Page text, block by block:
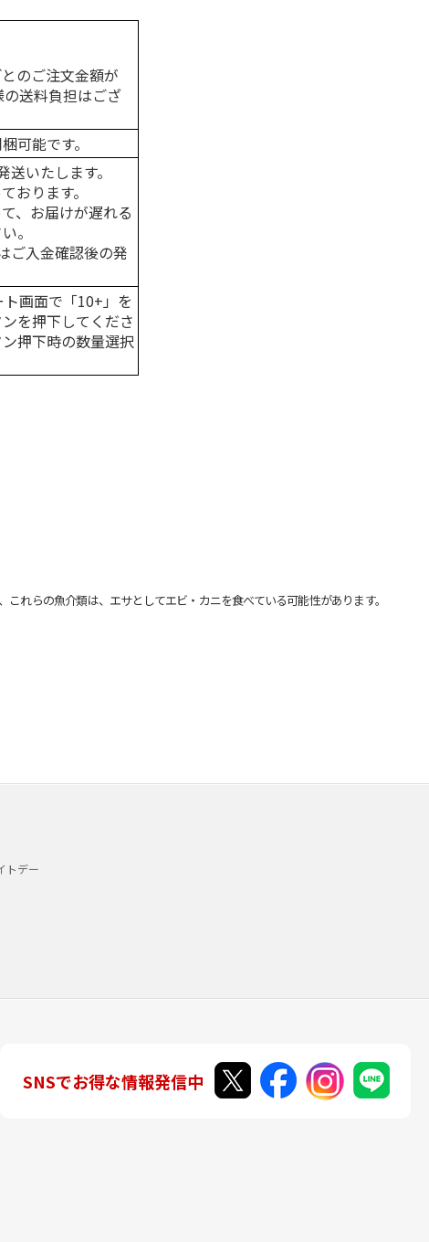
のご注文金額が
送料負担はござ
可能です。
いたします。
おります。
、お届けが遅れる
。
ご入金確認後の発
画面で「10+」を
を押下してくださ
押下時の数量選択
れらの魚介類は、エサとしてエビ・カニを食べている可能性があります。
トデー
SNSでお得な情報発信中